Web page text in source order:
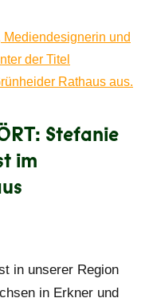
Stefanie
im
in unserer Region
in Erkner und